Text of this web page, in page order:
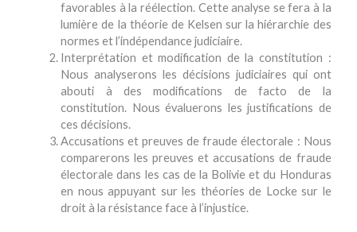
favorables à la réélection. Cette analyse se fera à la
lumière de la théorie de Kelsen sur la hiérarchie des
normes et l’indépendance judiciaire.
Interprétation et modification de la constitution :
Nous analyserons les décisions judiciaires qui ont
abouti à des modifications de facto de la
constitution. Nous évaluerons les justifications de
ces décisions.
Accusations et preuves de fraude électorale : Nous
comparerons les preuves et accusations de fraude
électorale dans les cas de la Bolivie et du Honduras
en nous appuyant sur les théories de Locke sur le
droit à la résistance face à l’injustice.